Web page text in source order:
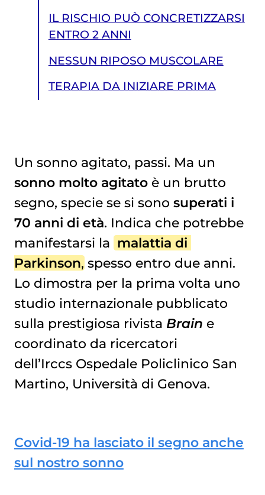
IL RISCHIO PUÒ CONCRETIZZARSI
ENTRO 2 ANNI
NESSUN RIPOSO MUSCOLARE
TERAPIA DA INIZIARE PRIMA
Un sonno agitato, passi. Ma un
sonno molto agitato è un brutto
segno, specie se si sono superati i
70 anni di età. Indica che potrebbe
manifestarsi la malattia di
Parkinson, spesso entro due anni.
Lo dimostra per la prima volta uno
studio internazionale pubblicato
sulla prestigiosa rivista Brain e
coordinato da ricercatori
dell’Irccs Ospedale Policlinico San
Martino, Università di Genova.
Covid-19 ha lasciato il segno anche
sul nostro sonno